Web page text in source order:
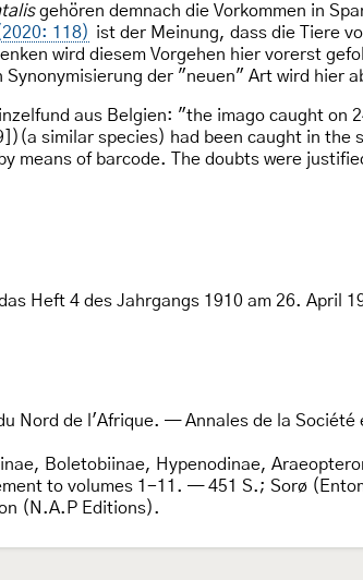
gehören demnach die Vorkommen in
118) ist der Meinung, dass die Tiere
wird diesem Vorgehen hier vorerst
der "neuen" Art wird hier
aus Belgien: "the imago caught on
similar species) had been caught in the
means of barcode. The doubts were
Heft 4 des Jahrgangs 1910 am 26. April
Nord de l'Afrique. — Annales de la Société
Boletobiinae, Hypenodinae,
to volumes 1-11. — 451 S.; Sorø
(N.A.P Editions).